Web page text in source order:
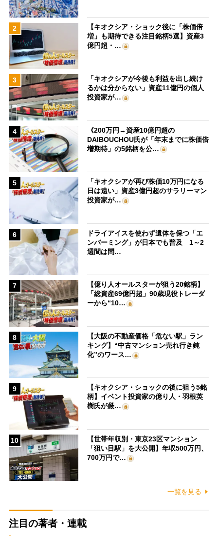
2
【キオクシア・ショック後に「株価倍
増」も期待できる注目銘柄5選】資産3
億円超・…
3
「キオクシアが今後も利益を出し続け
るかは分からない」資産11億円の個人
投資家が…
4
《200万円→資産10億円超の
DAIBOUCHOU氏が「年末までに株価倍
増期待」の5銘柄を公…
5
「キオクシアが再び株価10万円になる
日は遠い」資産3億円超のサラリーマン
投資家が…
6
ドライアイスを使わず遺体を保つ「エ
ンバーミング」が日本でも普及 1～2
週間は問…
7
【億り人オールスターが狙う20銘柄】
「総資産69億円超」90歳現役トレーダ
ーから“10…
8
【大阪の不動産価格「危ない駅」ラン
キング】“中古マンション売れ行き鈍
化”のワース…
9
【キオクシア・ショックの後に狙う5銘
柄】イベント投資家の億り人・羽根英
樹氏が厳…
10
【世帯年収別・東京23区マンション
「狙い目駅」を大公開】年収500万円、
700万円で…
一覧を見る
注目の著者・連載